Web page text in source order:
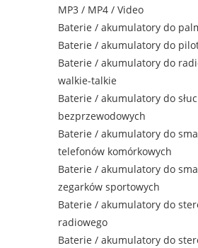
MP3 / MP4 / Video
Baterie / akumulatory do
Baterie / akumulatory do
Baterie / akumulatory do
walkie-talkie
Baterie / akumulatory do
bezprzewodowych
Baterie / akumulatory do
telefonów komórkowych
Baterie / akumulatory do
zegarków sportowych
Baterie / akumulatory do
radiowego
Baterie / akumulatory do